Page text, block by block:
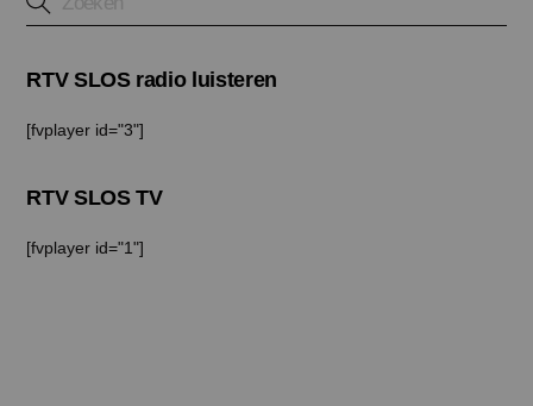
RTV SLOS radio luisteren
[fvplayer id="3"]
RTV SLOS TV
[fvplayer id="1"]